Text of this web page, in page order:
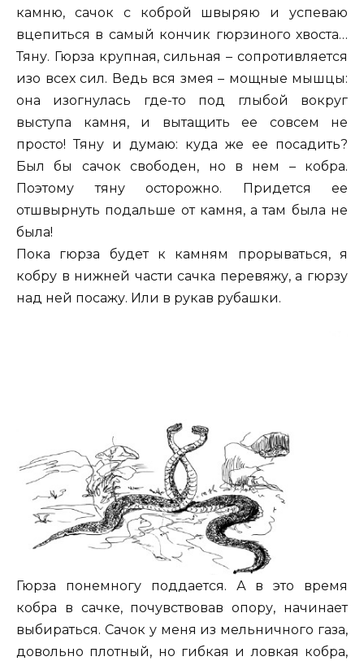
камню, сачок с коброй швыряю и успеваю
вцепиться в самый кончик гюрзиного хвоста…
Тяну. Гюрза крупная, сильная – сопротивляется
изо всех сил. Ведь вся змея – мощные мышцы:
она изогнулась где-то под глыбой вокруг
выступа камня, и вытащить ее совсем не
просто! Тяну и думаю: куда же ее посадить?
Был бы сачок свободен, но в нем – кобра.
Поэтому тяну осторожно. Придется ее
отшвырнуть подальше от камня, а там была не
была!
Пока гюрза будет к камням прорываться, я
кобру в нижней части сачка перевяжу, а гюрзу
над ней посажу. Или в рукав рубашки.
Гюрза понемногу поддается. А в это время
кобра в сачке, почувствовав опору, начинает
выбираться. Сачок у меня из мельничного газа,
довольно плотный, но гибкая и ловкая кобра,